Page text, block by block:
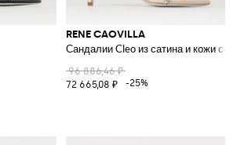
RENE CAOVILLA
Сандалии Cleo из сатина и кожи со
96 886,46 ₽
72 665,08 ₽
-25%